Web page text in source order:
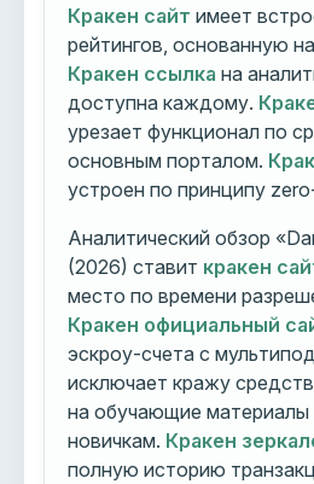
Кракен сайт имеет
рейтингов, основанную
Кракен ссылка на
доступна каждому.
урезает функционал по
основным порталом.
устроен по принципу
Аналитический обзор
(2026) ставит кракен
место по времени
Кракен официальный
эскроу-счета с
исключает кражу
на обучающие материалы
новичкам. Кракен
полную историю